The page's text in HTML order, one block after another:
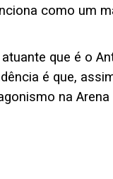
como um
que é o
é que,
na